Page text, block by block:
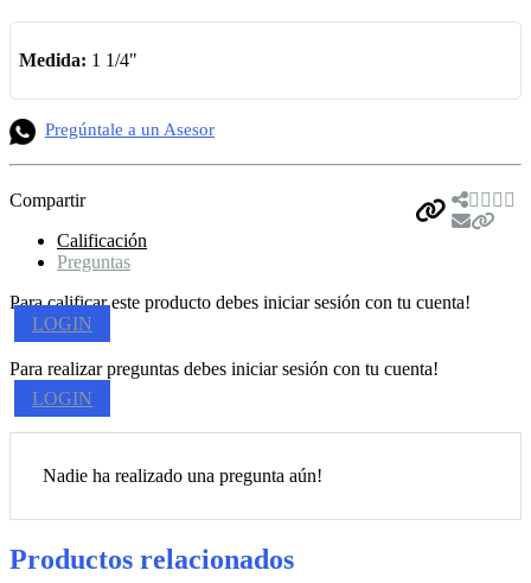
Medida: 1 1/4"
Pregúntale a un Asesor
Compartir
Calificación
Preguntas
Para calificar este producto debes iniciar sesión con tu cuenta!
LOGIN
Para realizar preguntas debes iniciar sesión con tu cuenta!
LOGIN
Nadie ha realizado una pregunta aún!
Productos relacionados